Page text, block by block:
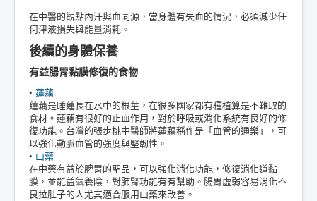
在中醫的觀點內汗與血同源，當身體有失血的情況，必須減少任
何津液損失與能量消耗。
後續的身體保養
有益腸胃黏膜修復的食物
• 蓮藕
蓮藕是睡蓮長在水中的根莖，在很多國家都有種植算是不難取的
食材。蓮藕有很好的止血作用，對於呼吸或消化系統有良好的修
復功能。台灣的張步桃中醫師將蓮藕稱作是「血管的通樂」，可
以強化動脈血管的強度與堅韌性。
• 山藥
在中藥有益於脾胃的聖品，可以強化消化功能，修復消化道黏
膜，並能益氣養陰，對肺腎功能有有幫助。腸胃虛弱容易消化不
良拉肚子的人尤其適合服用山藥來改善。